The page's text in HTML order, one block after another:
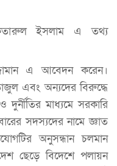
ইসলাম এ তথ্য
এ আবেদন করেন।
এবং অন্যদের বিরুদ্ধে
মাধ্যমে সরকারি
সদস্যদের নামে জ্ঞাত
অনুসন্ধান চলমান
ছেড়ে বিদেশে পলায়ন